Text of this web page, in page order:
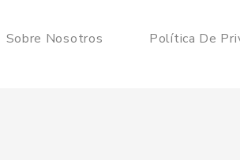
Sobre Nosotros Política De